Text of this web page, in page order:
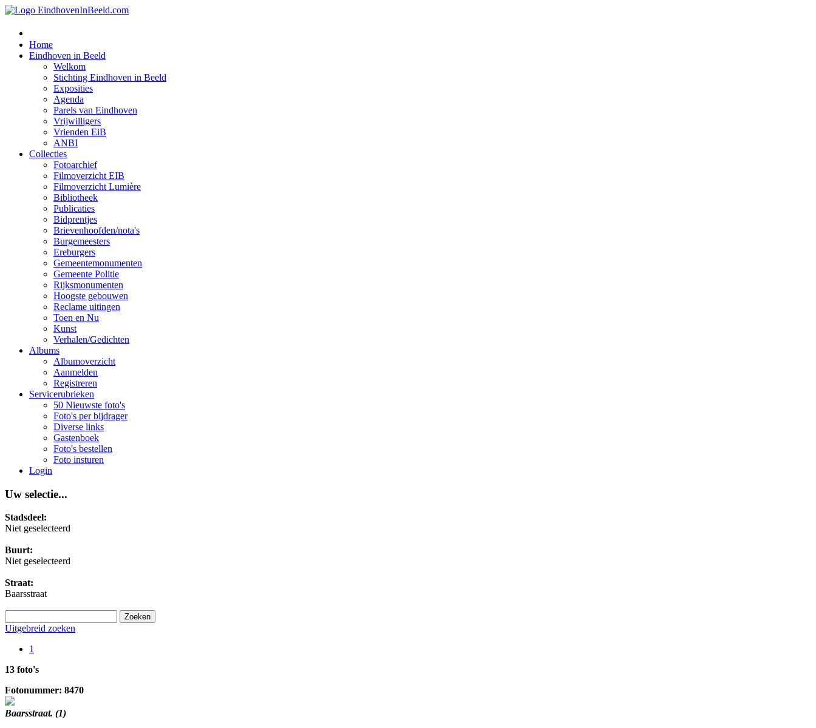
Home
Eindhoven in Beeld
Welkom
Stichting Eindhoven in Beeld
Exposities
Agenda
Parels van Eindhoven
Vrijwilligers
Vrienden EiB
ANBI
Collecties
Fotoarchief
Filmoverzicht EIB
Filmoverzicht Lumière
Bibliotheek
Publicaties
Bidprentjes
Brievenhoofden/nota's
Burgemeesters
Ereburgers
Gemeentemonumenten
Gemeente Politie
Rijksmonumenten
Hoogste gebouwen
Reclame uitingen
Toen en Nu
Kunst
Verhalen/Gedichten
Albums
Albumoverzicht
Aanmelden
Registreren
Servicerubrieken
50 Nieuwste foto's
Foto's per bijdrager
Diverse links
Gastenboek
Foto's bestellen
Foto insturen
Login
Uw selectie...
Stadsdeel:
Niet geselecteerd
Buurt:
Niet geselecteerd
Straat:
Baarsstraat
Uitgebreid zoeken
1
13 foto's
Fotonummer: 8470
Baarsstraat. (1)